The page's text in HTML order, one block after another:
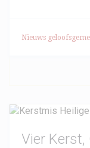
Nieuws
Vier Kerst,